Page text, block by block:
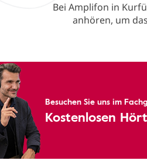
Bei Amplifon in
anhören, um
Besuchen Sie uns im
Kostenlosen